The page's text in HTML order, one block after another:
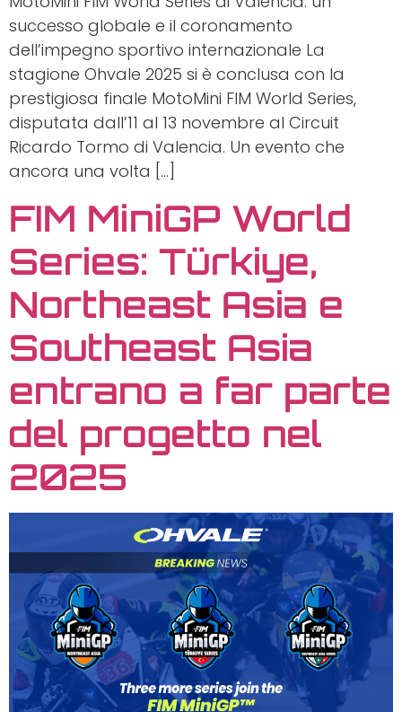
successo globale e il coronamento
dell’impegno sportivo internazionale La
stagione Ohvale 2025 si è conclusa con la
prestigiosa finale MotoMini FIM World Series,
disputata dall’11 al 13 novembre al Circuit
Ricardo Tormo di Valencia. Un evento che
ancora una volta […]
FIM MiniGP World
Series: Türkiye,
Northeast Asia e
Southeast Asia
entrano a far parte
del progetto nel
2025